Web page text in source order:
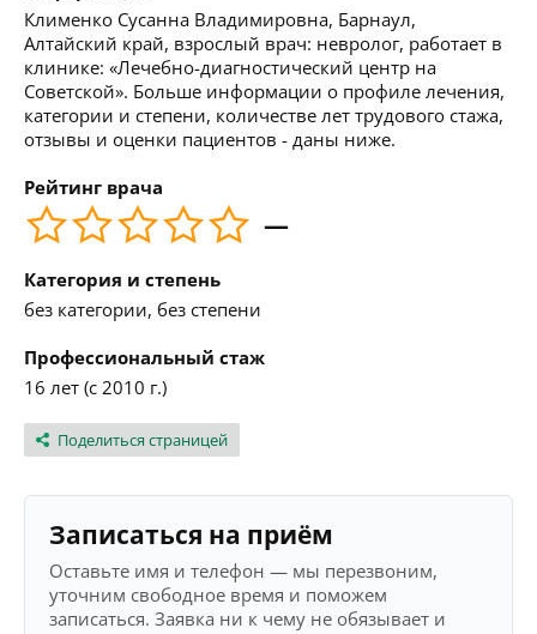
Клименко Сусанна Владимировна, Барнаул,
Алтайский край, взрослый врач: невролог, работает в
клинике: «Лечебно-диагностический центр на
Советской». Больше информации о профиле лечения,
категории и степени, количестве лет трудового стажа,
отзывы и оценки пациентов - даны ниже.
Рейтинг врача
—
Категория и степень
без категории, без степени
Профессиональный стаж
16 лет (с 2010 г.)
Поделиться страницей
Записаться на приём
Оставьте имя и телефон — мы перезвоним,
уточним свободное время и поможем
записаться. Заявка ни к чему не обязывает и